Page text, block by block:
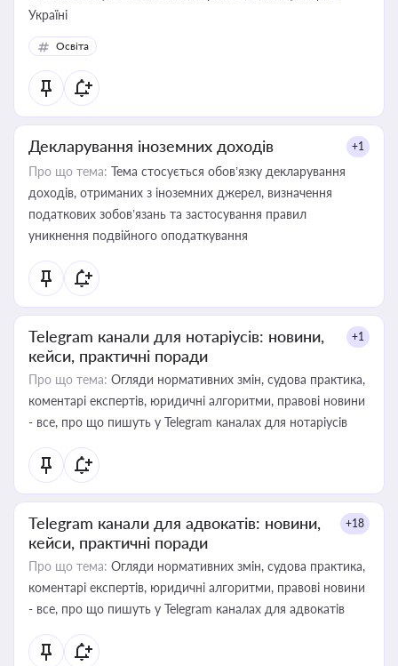
Україні
Освіта
Декларування іноземних доходів +1
Про що тема: Тема стосується обов’язку декларування
доходів, отриманих з іноземних джерел, визначення
податкових зобов’язань та застосування правил
уникнення подвійного оподаткування
Telegram канали для нотаріусів: новини,
кейси, практичні поради
+1
Про що тема: Огляди нормативних змін, судова практика,
коментарі експертів, юридичні алгоритми, правові новини
- все, про що пишуть у Telegram каналах для нотаріусів
Telegram канали для адвокатів: новини,
кейси, практичні поради
+18
Про що тема: Огляди нормативних змін, судова практика,
коментарі експертів, юридичні алгоритми, правові новини
- все, про що пишуть у Telegram каналах для адвокатів